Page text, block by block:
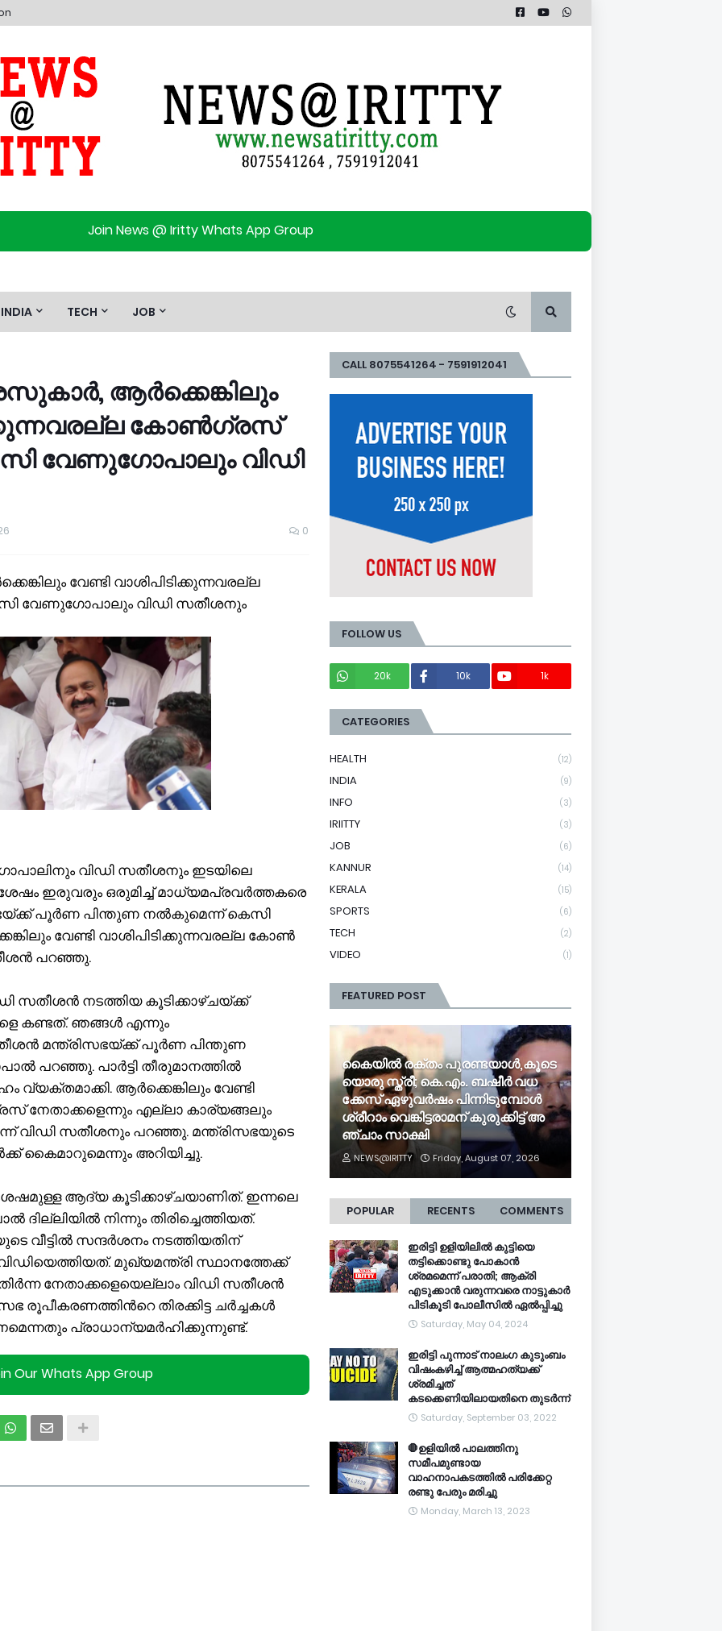
Join News @ Iritty Whats App Group
INDIA TECH JOB
ആർക്കെങ്കിലും
കോൺ​ഗ്രസ്
വേണു​ഗോപാലും വിഡി
0
വേണ്ടി വാശിപിടിക്കുന്നവരല്ല
വേണു​ഗോപാലും വിഡി സതീശനും
വിഡി സതീശനും ഇടയിലെ
ഇരുവരും ഒരുമിച്ച് മാധ്യമപ്രവർത്തകരെ
പൂർണ പിന്തുണ നൽകുമെന്ന് കെസി
വേണ്ടി വാശിപിടിക്കുന്നവരല്ല കോൺ​
പറഞ്ഞു.
സതീശൻ നടത്തിയ കൂടിക്കാഴ്ചയ്ക്ക്
കണ്ടത്. ഞങ്ങൾ എന്നും
മന്ത്രിസഭയ്ക്ക് പൂർണ പിന്തുണ
പറഞ്ഞു. പാർട്ടി തീരുമാനത്തിൽ
വ്യക്തമാക്കി. ആർക്കെങ്കിലും വേണ്ടി
നേതാക്കളെന്നും എല്ലാ കാര്യങ്ങലും
വിഡി സതീശനും പറഞ്ഞു. മന്ത്രിസഭയുടെ
കൈമാറുമെന്നും അറിയിച്ചു.
ആദ്യ കൂടിക്കാഴ്ചയാണിത്. ഇന്നലെ
നിന്നും തിരിച്ചെത്തിയത്.
വീട്ടിൽ സന്ദര്‍ശനം നടത്തിയതിന്
മുഖ്യമന്ത്രി സ്ഥാനത്തേക്ക്
നേതാക്കളെയെല്ലാം വിഡി സതീശൻ
രൂപീകരണത്തിന്‍റെ തിരക്കിട്ട ചര്‍ച്ചകള്‍
പ്രാധാന്യമര്‍ഹിക്കുന്നുണ്ട്.
Our Whats App Group
CALL 8075541264 - 7591912041
FOLLOW US
20k
10k 1k
CATEGORIES
HEALTH (12)
INDIA (9)
INFO (3)
IRIITTY (3)
JOB (6)
KANNUR (14)
KERALA (15)
SPORTS (6)
TECH (2)
VIDEO (1)
FEATURED POST
കൈ​യി​ൽ ര​ക്തം പു​ര​ണ്ട​യാ​ൾ,കൂ​ടെ​
യൊ​രു സ്ത്രീ; ​കെ.​എം. ബ​ഷീ​ർ വ​ധ​
ക്കേ​സ് ഏ​ഴു​വ​ർ​ഷം പി​ന്നി​ടു​മ്പോ​ൾ
ശ്രീ​റാം വെ​ങ്കി​ട്ട​രാ​മ​ന് കു​രു​ക്കി​ട്ട് അ​
ഞ്ചാം സാ​ക്ഷി
NEWS@IRITTY Friday, August 07, 2026
POPULAR RECENTS COMMENTS
ഇരിട്ടി ഉളിയിലിൽ കുട്ടിയെ
തട്ടിക്കൊണ്ടു പോകാൻ
ശ്രമമെന്ന് പരാതി; ആക്രി
എടുക്കാൻ വരുന്നവരെ നാട്ടുകാർ
പിടികൂടി പോലീസിൽ ഏൽപ്പിച്ചു
Saturday, May 04, 2024
ഇരിട്ടി പുന്നാട് നാലംഗ കുടുംബം
വിഷംകഴിച്ച്‌ ആത്മഹത്യക്ക്
ശ്രമിച്ചത്
കടക്കെണിയിലായതിനെ തുടർന്ന്
Saturday, September 03, 2022
🛑ഉളിയിൽ പാലത്തിനു
സമീപമുണ്ടായ
വാഹനാപകടത്തിൽ പരിക്കേറ്റ
രണ്ടു പേരും മരിച്ചു
Monday, March 13, 2023